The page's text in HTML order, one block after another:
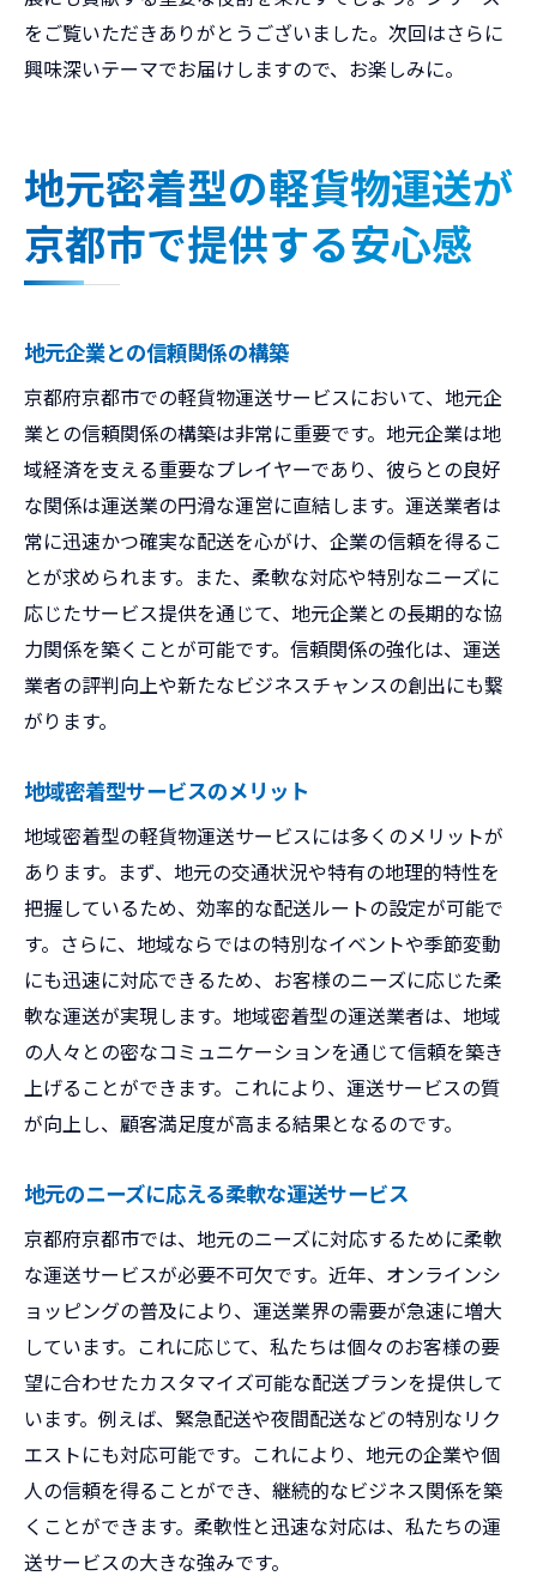
をご覧いただきありがとうございました。次回はさらに
興味深いテーマでお届けしますので、お楽しみに。
地元密着型の軽貨物運送が
京都市で提供する安心感
地元企業との信頼関係の構築
京都府京都市での軽貨物運送サービスにおいて、地元企
業との信頼関係の構築は非常に重要です。地元企業は地
域経済を支える重要なプレイヤーであり、彼らとの良好
な関係は運送業の円滑な運営に直結します。運送業者は
常に迅速かつ確実な配送を心がけ、企業の信頼を得るこ
とが求められます。また、柔軟な対応や特別なニーズに
応じたサービス提供を通じて、地元企業との長期的な協
力関係を築くことが可能です。信頼関係の強化は、運送
業者の評判向上や新たなビジネスチャンスの創出にも繋
がります。
地域密着型サービスのメリット
地域密着型の軽貨物運送サービスには多くのメリットが
あります。まず、地元の交通状況や特有の地理的特性を
把握しているため、効率的な配送ルートの設定が可能で
す。さらに、地域ならではの特別なイベントや季節変動
にも迅速に対応できるため、お客様のニーズに応じた柔
軟な運送が実現します。地域密着型の運送業者は、地域
の人々との密なコミュニケーションを通じて信頼を築き
上げることができます。これにより、運送サービスの質
が向上し、顧客満足度が高まる結果となるのです。
地元のニーズに応える柔軟な運送サービス
京都府京都市では、地元のニーズに対応するために柔軟
な運送サービスが必要不可欠です。近年、オンラインシ
ョッピングの普及により、運送業界の需要が急速に増大
しています。これに応じて、私たちは個々のお客様の要
望に合わせたカスタマイズ可能な配送プランを提供して
います。例えば、緊急配送や夜間配送などの特別なリク
エストにも対応可能です。これにより、地元の企業や個
人の信頼を得ることができ、継続的なビジネス関係を築
くことができます。柔軟性と迅速な対応は、私たちの運
送サービスの大きな強みです。